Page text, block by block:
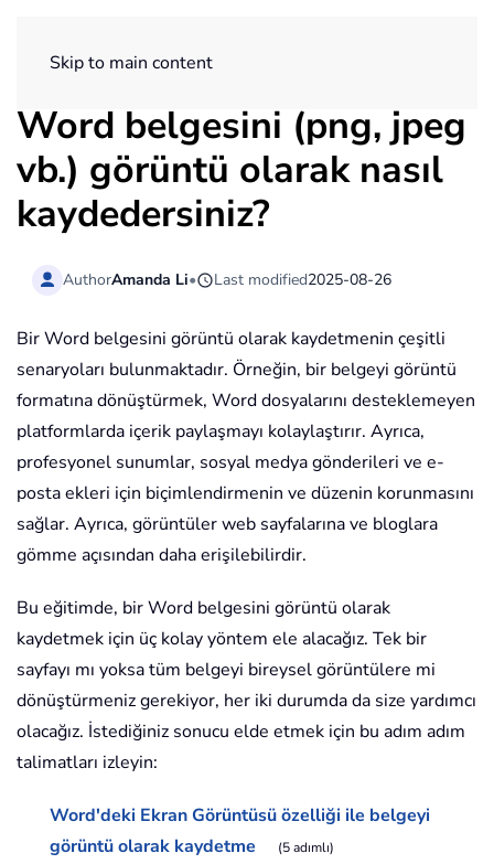
Skip to main content
Word belgesini (png, jpeg
vb.) görüntü olarak nasıl
kaydedersiniz?
AuthorAmanda Li• Last modified2025-08-26
Bir Word belgesini görüntü olarak kaydetmenin çeşitli
senaryoları bulunmaktadır. Örneğin, bir belgeyi görüntü
formatına dönüştürmek, Word dosyalarını desteklemeyen
platformlarda içerik paylaşmayı kolaylaştırır. Ayrıca,
profesyonel sunumlar, sosyal medya gönderileri ve e-
posta ekleri için biçimlendirmenin ve düzenin korunmasını
sağlar. Ayrıca, görüntüler web sayfalarına ve bloglara
gömme açısından daha erişilebilirdir.
Bu eğitimde, bir Word belgesini görüntü olarak
kaydetmek için üç kolay yöntem ele alacağız. Tek bir
sayfayı mı yoksa tüm belgeyi bireysel görüntülere mi
dönüştürmeniz gerekiyor, her iki durumda da size yardımcı
olacağız. İstediğiniz sonucu elde etmek için bu adım adım
talimatları izleyin:
Word'deki Ekran Görüntüsü özelliği ile belgeyi
görüntü olarak kaydetme
(5 adımlı)